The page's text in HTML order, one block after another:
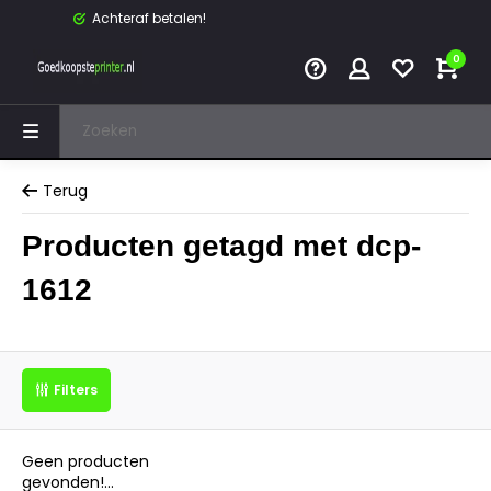
Achteraf betalen!
0
Terug
Producten getagd met dcp-
1612
Filters
Geen producten
gevonden!...